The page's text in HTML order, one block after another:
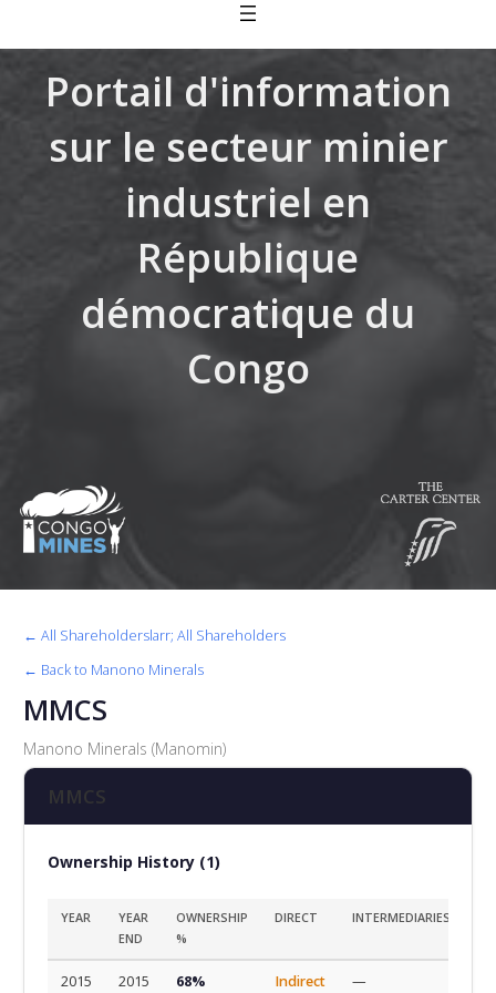
Portail d'information
sur le secteur minier
industriel en
République
démocratique du
Congo
← All Shareholderslarr; All Shareholders
← Back to Manono Minerals
MMCS
Manono Minerals (Manomin)
MMCS
Ownership History (1)
YEAR
YEAR
END
OWNERSHIP
%
DIRECT INTERMEDIARIES
2015 2015 68% Indirect —